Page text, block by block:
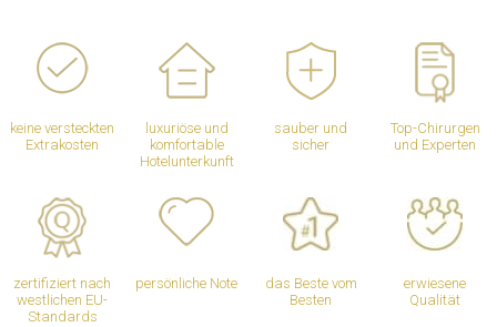
keine versteckten
Extrakosten
luxuriöse und
komfortable
Hotelunterkunft
sauber und
sicher
Top-Chirurgen
und Experten
zertifiziert nach
westlichen EU-
Standards
persönliche Note
das Beste vom
Besten
erwiesene
Qualität